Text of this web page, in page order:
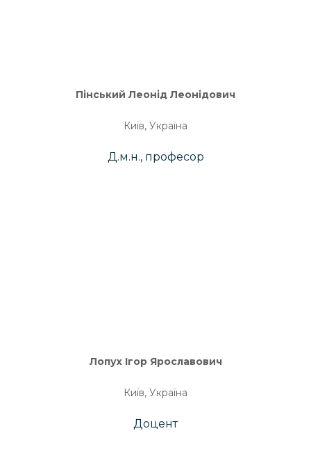
Пінський Леонід Леонідович
Київ, Україна
Д.м.н., професор
Лопух Ігор Ярославович
Київ, Україна
Доцент